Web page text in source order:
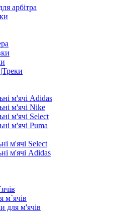
арбітра
м'ячі Adidas
м'ячі Nike
м'ячі Select
м'ячі Puma
м'ячі Select
м'ячі Adidas
м`ячів
для м'ячів